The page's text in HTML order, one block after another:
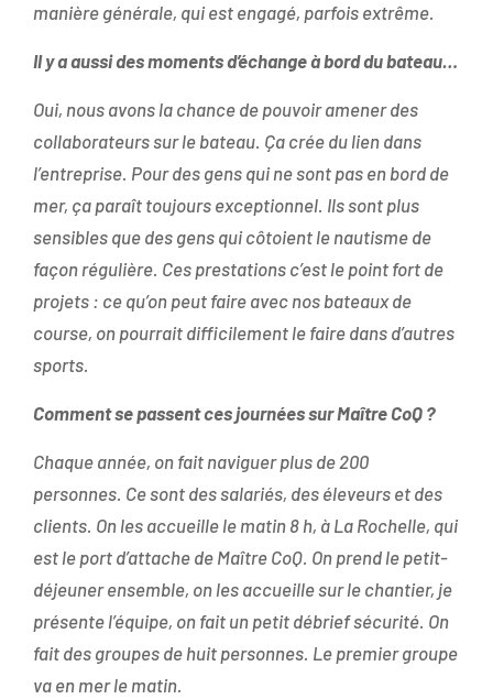
manière générale, qui est engagé, parfois extrême.
Il y a aussi des moments d’échange à bord du bateau…
Oui, nous avons la chance de pouvoir amener des
collaborateurs sur le bateau. Ça crée du lien dans
l’entreprise. Pour des gens qui ne sont pas en bord de
mer, ça paraît toujours exceptionnel. Ils sont plus
sensibles que des gens qui côtoient le nautisme de
façon régulière. Ces prestations c’est le point fort de
projets : ce qu’on peut faire avec nos bateaux de
course, on pourrait difficilement le faire dans d’autres
sports.
Comment se passent ces journées sur Maître CoQ ?
Chaque année, on fait naviguer plus de 200
personnes. Ce sont des salariés, des éleveurs et des
clients. On les accueille le matin 8 h, à La Rochelle, qui
est le port d’attache de Maître CoQ. On prend le petit-
déjeuner ensemble, on les accueille sur le chantier, je
présente l’équipe, on fait un petit débrief sécurité. On
fait des groupes de huit personnes. Le premier groupe
va en mer le matin.